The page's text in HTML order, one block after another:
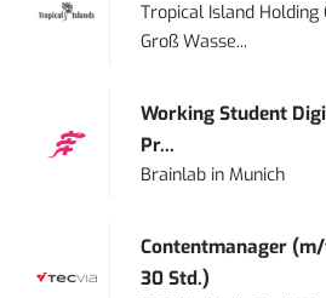
Tropical Island Holding
Groß Wasse...
Working Student
Pr...
Brainlab inMunich
Contentmanager
30 Std.)